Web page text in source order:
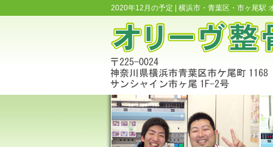
2020年12月の予定 | 横浜市・青葉区・市ヶ尾駅